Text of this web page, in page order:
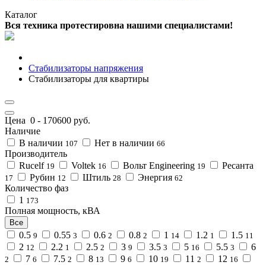
Каталог
Вся техника протестировна нашими специалистами!
Стабилизаторы напряжения
Стабилизаторы для квартиры
Цена 0 - 170600 руб.
Наличие
В наличии 107 Нет в наличии 66
Производитель
Rucelf 19 Voltek 16 Вольт Engineering 19 Ресанта
17 Рубин 12 Штиль 28 Энергия 62
Количество фаз
1 173
Полная мощность, кВА
Все
0.5 9 0.55 3 0.6 2 0.8 2 1 14 1.2 1 1.5 11
2 12 2.2 1 2.5 2 3 9 3.5 3 5 16 5.5 3 6
2 7 6 7.5 2 8 13 9 6 10 19 11 2 12 16